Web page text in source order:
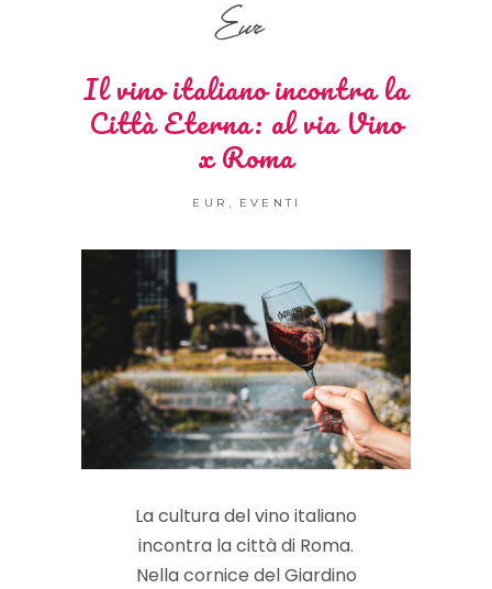
Eur
Il vino italiano incontra la
Città Eterna: al via Vino
x Roma
EUR EVENTI
La cultura del vino italiano
incontra la città di Roma.
Nella cornice del Giardino